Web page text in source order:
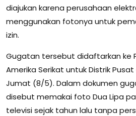
diajukan karena perusahaan
menggunakan fotonya untuk
izin.
Gugatan tersebut didaftarkan ke
Amerika Serikat untuk Distrik
Jumat (8/5). Dalam dokumen
disebut memakai foto Dua Lipa
televisi sejak tahun lalu tanpa